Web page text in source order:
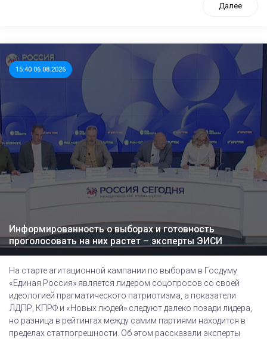
Далее
15:40 06.08.2026
Информированность о выборах и готовность
проголосовать на них растет – эксперты ЭИСИ
На старте агитационной кампании по выборам в Госдуму
«Единая Россия» является лидером соцопросов со своей
идеологией прагматического патриотизма, а показатели
ЛДПР, КПРФ и «Новых людей» следуют далеко позади лидера,
но разница в рейтингах между самим партиями находится в
пределах статпогрешности. Об этом рассказали эксперты